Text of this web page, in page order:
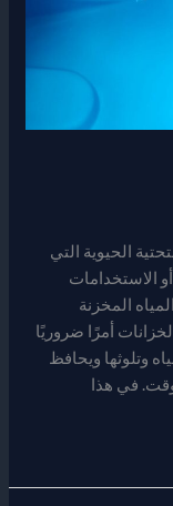
الحيوية التي
الاستخدامات
المخزنة
أمرًا ضروريًا
وتلوثها ويحافظ
في هذا